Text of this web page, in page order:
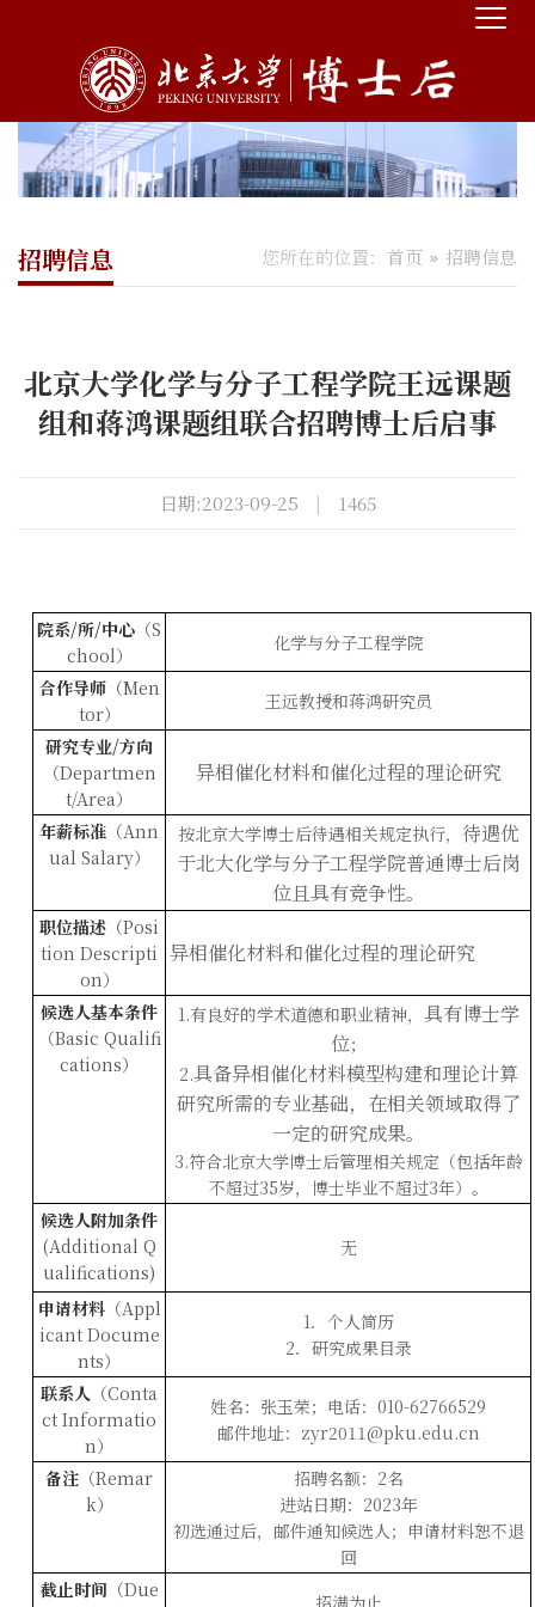
您所在的位置： 首页 招聘信息
招聘信息
北京大学化学与分子工程学院王远课题
组和蒋鸿课题组联合招聘博士后启事
日期:2023-09-25 | 1465
院系/所/中心 （S
chool）
化学与分子工程学院
合作导师（Men
tor）
王远教授和蒋鸿研究员
研究专业/方向
（Departmen
t/Area）
异相催化材料和催化过程的理论研究
年薪标准 （Ann
ual Salary）
按北京大学博士后待遇相关规定执行， 待遇优
于北大化学与分子工程学院普通博士后岗
位且具有竞争性。
职位描述 （Posi
tion Descripti
on）
异相催化材料和催化过程的理论研究
候选人基本条件
（Basic Qualifi
cations）
1.有良好的学术道德和职业精神， 具有博士学
位；
2.具备异相催化材料模型构建和理论计算
研究所需的专业基础，在相关领域取得了
一定的研究成果。
3.符合北京大学博士后管理相关规定（包括年龄
不超过35岁，博士毕业不超过3年） 。
候选人附加条件
(Additional Q
ualifications)
无
申请材料（Appl
icant Docume
nts）
1．个人简历
2． 研究成果目录
联系人 （Conta
ct Informatio
n）
姓名： 张玉荣；电话： 010-62766529
邮件地址： zyr2011@pku.edu.cn
备注 （Remar
k）
招聘名额： 2名
进站日期： 2023年
初选通过后，邮件通知候选人；申请材料恕不退
回
截止时间 （Due
招满为止